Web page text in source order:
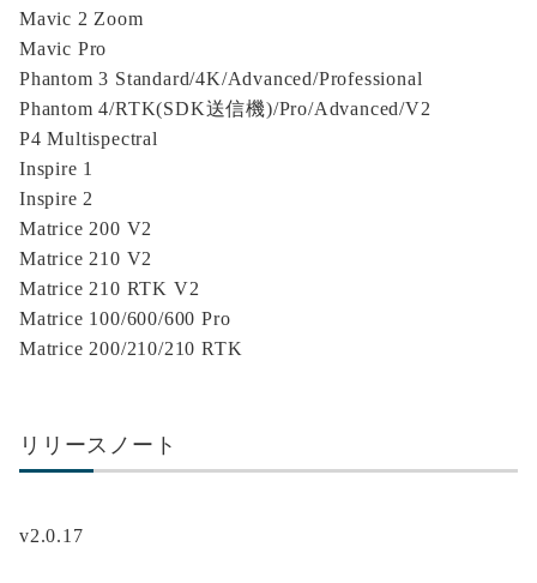
Mavic 2 Zoom
Mavic Pro
Phantom 3 Standard/4K/Advanced/Professional
Phantom 4/RTK(SDK送信機)/Pro/Advanced/V2
P4 Multispectral
Inspire 1
Inspire 2
Matrice 200 V2
Matrice 210 V2
Matrice 210 RTK V2
Matrice 100/600/600 Pro
Matrice 200/210/210 RTK
リリースノート
v2.0.17